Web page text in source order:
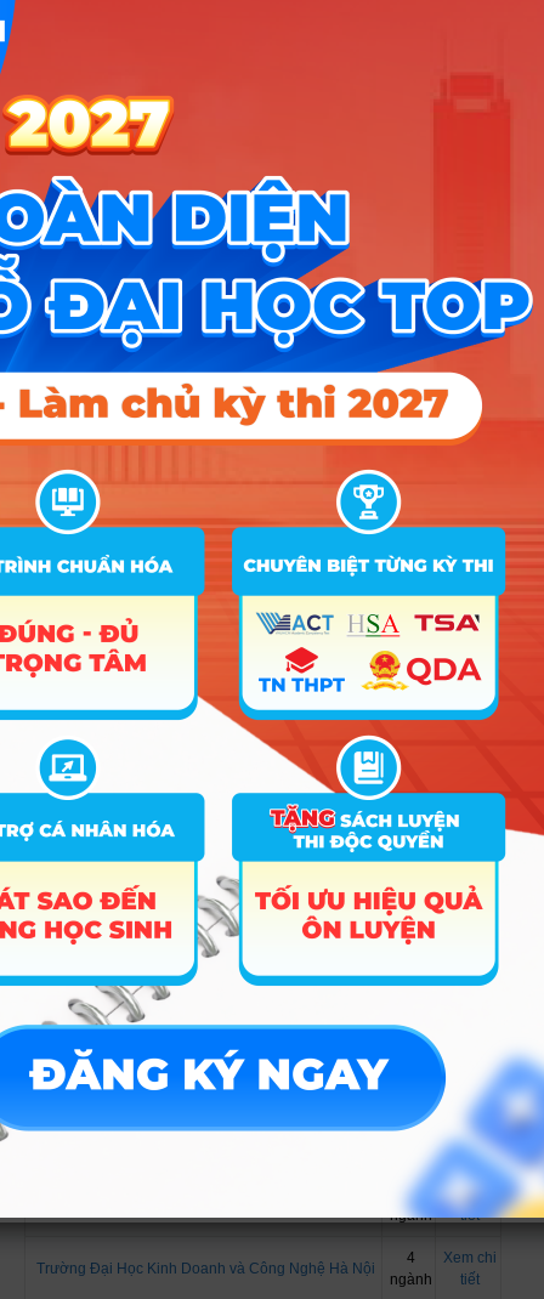
Trường Đại Học Kinh Tế - ĐHQG Hà Nội
Xem chi
Trường Đại Học Mở TPHCM
Trường Đại Học Đà Lạt
Trường Đại Học Khoa Học Tự Nhiên Hà Nội
6
ngành
Xem chi
tiết
Trường Đại Học Đông Đô
6
Xem chi
tiết
5
ngành
Xem chi
tiết
Phân Hiệu Đại Học Đà Nẵng tại Kon Tum
ngành
Phân hiệu Đại Học Lâm nghiệp tại Đồng Nai
ngành
tiết
Trường Đại học Tài Chính Kế Toán
5
ngành
Xem chi
tiết
Trường Đại học Kiên Giang
5
Xem chi
Trường Đại Học Quảng Bình
ngành
Trường Đại Học Hùng Vương
ngành
Trường Đại học Tân Tạo
ngành
tiết
Trường Đại Học Bạc Liêu
4
Trường Đại Học Sư Phạm TPHCM
ngành
Trường Đại Học Sư Phạm Kỹ Thuật Vinh
Xem chi
tiết
4
ngành
Xem chi
tiết
4
ngành
tiết
Trường Đại Học Kinh Doanh và Công Nghệ Hà Nội
4
ngành
Xem chi
tiết